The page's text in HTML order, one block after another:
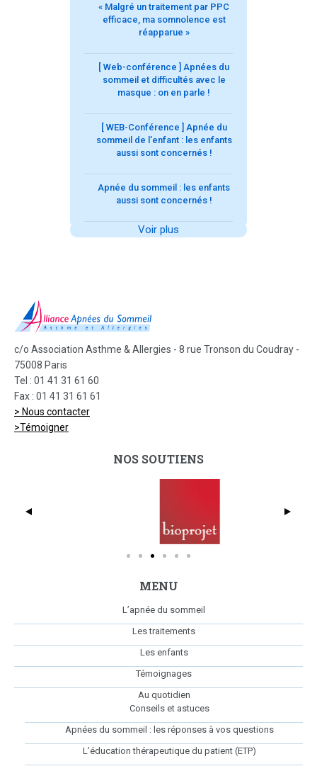
« Malgré un traitement par PPC
efficace, ma somnolence est
réapparue »
[ Web-conférence ] Apnées du
sommeil et difficultés avec le
masque : on en parle !
[ WEB-Conférence ] Apnée du
sommeil de l’enfant : les enfants
aussi sont concernés !
Apnée du sommeil : les enfants
aussi sont concernés !
Voir plus
c/o Association Asthme & Allergies - 8 rue Tronson du Coudray -
75008 Paris
Tel : 01 41 31 61 60
Fax : 01 41 31 61 61
> Nous contacter
>Témoigner
NOS SOUTIENS
MENU
L’apnée du sommeil
Les traitements
Les enfants
Témoignages
Au quotidien
Conseils et astuces
Apnées du sommeil : les réponses à vos questions
L’éducation thérapeutique du patient (ETP)